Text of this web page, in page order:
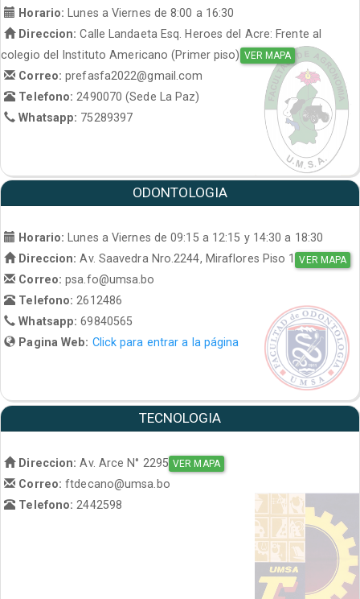
Horario:
Lunes a Viernes de 8:00 a 16:30
Direccion: Calle Landaeta Esq. Heroes del Acre: Frente al
colegio del Instituto Americano (Primer piso) VER MAPA
Correo:prefasfa2022@gmail.com
Telefono: 2490070 (Sede La Paz)
Whatsapp: 75289397
ODONTOLOGIA
Horario: Lunes a Viernes de 09:15 a 12:15 y 14:30 a 18:30
Direccion: Av. Saavedra Nro.2244, Miraflores Piso 1 VER MAPA
Correo:psa.fo@umsa.bo
Telefono:2612486
Whatsapp:69840565
Pagina Web: Click para entrar a la página
TECNOLOGIA
Direccion: Av. Arce N° 2295 VER MAPA
Correo:ftdecano@umsa.bo
Telefono: 2442598